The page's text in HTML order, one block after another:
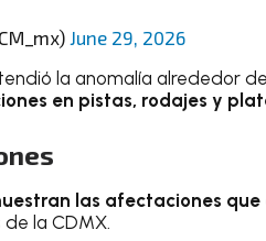
June 29, 2026
la anomalía alrededor de
en pistas, rodajes y
las afectaciones que
la CDMX.